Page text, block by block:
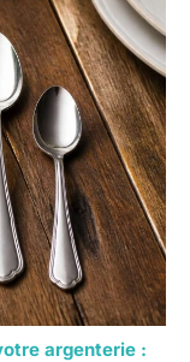
argenterie :